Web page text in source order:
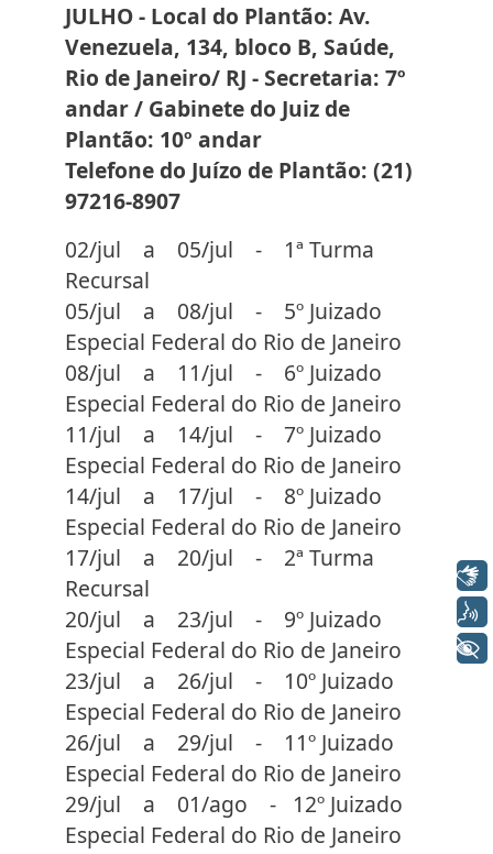
JULHO - Local do Plantão: Av.
Venezuela, 134, bloco B, Saúde,
Rio de Janeiro/ RJ - Secretaria: 7º
andar / Gabinete do Juiz de
Plantão: 10º andar
Telefone do Juízo de Plantão: (21)
97216-8907
02/jul a 05/jul - 1ª Turma
Recursal
05/jul a 08/jul - 5º Juizado
Especial Federal do Rio de Janeiro
08/jul a 11/jul - 6º Juizado
Especial Federal do Rio de Janeiro
11/jul a 14/jul - 7º Juizado
Especial Federal do Rio de Janeiro
14/jul a 17/jul - 8º Juizado
Especial Federal do Rio de Janeiro
17/jul a 20/jul - 2ª Turma
Recursal
20/jul a 23/jul - 9º Juizado
Especial Federal do Rio de Janeiro
23/jul a 26/jul - 10º Juizado
Especial Federal do Rio de Janeiro
26/jul a 29/jul - 11º Juizado
Especial Federal do Rio de Janeiro
29/jul a 01/ago - 12º Juizado
Especial Federal do Rio de Janeiro
+ Acessibilidade